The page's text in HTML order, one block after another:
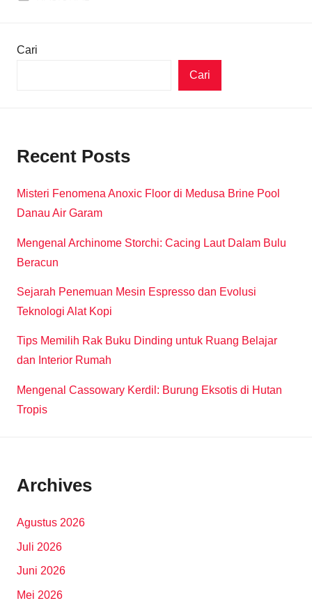
Cari
Cari
Recent Posts
Misteri Fenomena Anoxic Floor di Medusa Brine Pool
Danau Air Garam
Mengenal Archinome Storchi: Cacing Laut Dalam Bulu
Beracun
Sejarah Penemuan Mesin Espresso dan Evolusi
Teknologi Alat Kopi
Tips Memilih Rak Buku Dinding untuk Ruang Belajar
dan Interior Rumah
Mengenal Cassowary Kerdil: Burung Eksotis di Hutan
Tropis
Archives
Agustus 2026
Juli 2026
Juni 2026
Mei 2026